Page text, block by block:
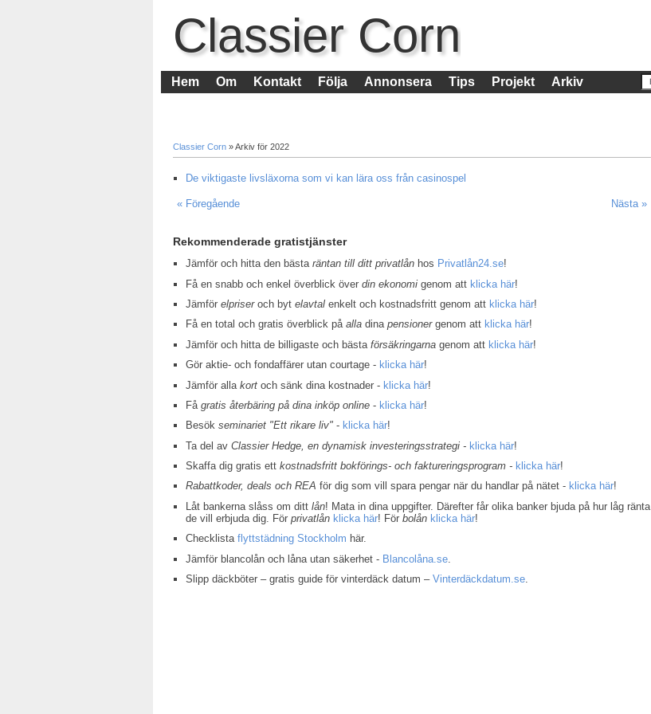
Classier Corn
Hem Om Kontakt Följa Annonsera Tips Projekt Arkiv
Classier Corn » Arkiv för 2022
De viktigaste livsläxorna som vi kan lära oss från casinospel
« Föregående Nästa »
Rekommenderade gratistjänster
Jämför och hitta den bästaräntan till ditt privatlån hos Privatlån24.se!
Få en snabb och enkel överblick överdin ekonomi genom att klicka här!
Jämförelpriseroch bytelavtal enkelt och kostnadsfritt genom att klicka här!
Få en total och gratis överblick påalla dinapensionergenom att klicka här!
Jämför och hitta de billigaste och bästaförsäkringarna genom att klicka här!
Gör aktie- och fondaffärer utan courtage - klicka här!
Jämför allakort och sänk dina kostnader - klicka här!
Fågratis återbäring på dina inköp online - klicka här!
Besökseminariet "Ett rikare liv" - klicka här!
Ta del avClassier Hedge, en dynamisk investeringsstrategi - klicka här!
Skaffa dig gratis ettkostnadsfritt bokförings- och faktureringsprogram - klicka här!
Rabattkoder, deals och REA för dig som vill spara pengar när du handlar på nätet - klicka här!
Låt bankerna slåss om dittlån! Mata in dina uppgifter. Därefter får olika banker bjuda på hur låg ränta
de vill erbjuda dig. Förprivatlån klicka här! Förbolån klicka här!
Checklistaflyttstädning Stockholm här.
Jämför blancolån och låna utan säkerhet - Blancolåna.se
Slipp däckböter – gratis guide för vinterdäck datum –Vinterdäckdatum.se